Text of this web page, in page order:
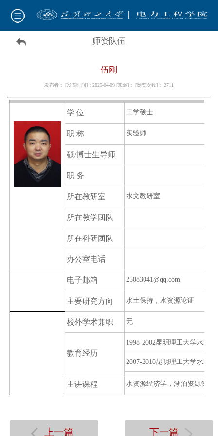
师资队伍
伍刚
发布者： [发表时间]：2025-04-09 [来源]： [浏览次数]： 2711
学 位 工学硕士
职 称 实验师
硕/博士生导师
职 务
所在教研室 水文教研室
所在教学团队
所在科研团队
办公室电话
电子邮箱 25083041@qq.com
主要研究方向 水土保持，水资源论证
校外学术兼职 无
教育经历
1998-2002昆明理工大学水利
2007-2010昆明理工大学水利
主讲课程 水资源经济学，湖泊资源保护
上一篇 下一篇